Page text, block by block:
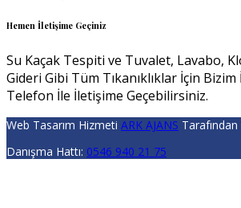
Hemen İletişime Geçiniz
Su Kaçak Tespiti ve Tuvalet, Lavabo,
Gideri Gibi Tüm Tıkanıklıklar İçin Bizim
Telefon İle İletişime Geçebilirsiniz.
Web Tasarım Hizmeti ARK AJANS Tarafından
Danışma Hattı: 0546 940 21 75